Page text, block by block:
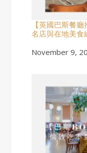
【英國巴斯餐
名店與在地美食
Date
November 9,